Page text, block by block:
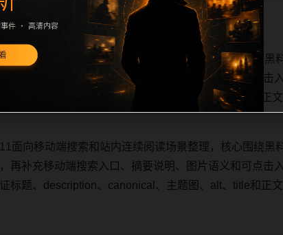
面向移动端搜索和站内连续阅读场景整理，核心围绕黑
再补充移动端搜索入口、摘要说明、图片语义和可点击
标题、description、canonical、主题图、alt、title和正
面向移动端搜索和站内连续阅读场景整理，核心围绕黑
再补充移动端搜索入口、摘要说明、图片语义和可点击
标题、description、canonical、主题图、alt、title和正